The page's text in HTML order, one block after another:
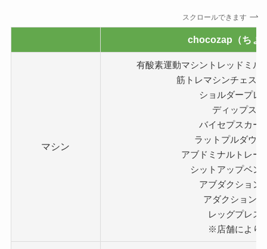
スクロールできます
chocozap（ちょ
マシン
有酸素運動マシントレッドミル
筋トレマシンチェス
ショルダープレ
ディップス
バイセプスカー
ラットプルダウ
アブドミナルトレー
シットアップベン
アブダクション
アダクション
レッグプレス
※店舗により